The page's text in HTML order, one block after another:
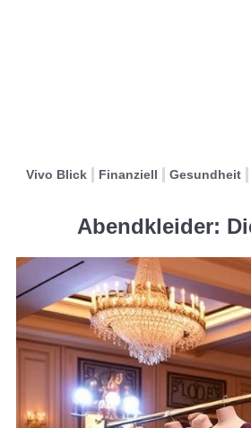
Vivo Blick Finanziell Gesundheit
Abendkleider: